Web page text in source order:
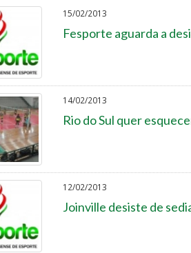
15/02/2013
Fesporte aguarda a
14/02/2013
Rio do Sul quer
12/02/2013
Joinville desiste de